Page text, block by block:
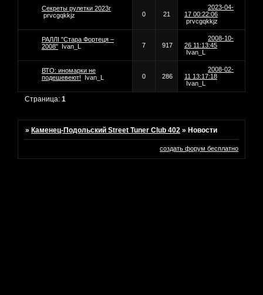
Секреты рулетки 2023г
prvcgqkkjz
0 21
2023-04-
17 00:22:06
prvcgqkkjz
РАЛЛІ "Стара Фортеця –
2008"
Ivan_L 7 917
2008-10-
26 11:13:45
Ivan_L
ВТО: иномарки не
подешевеют!
Ivan_L 0 286
2008-02-
11 13:17:18
Ivan_L
Страница:1
»Каменец-Подольский Street Tuner Club 402 »Новости
создать форум бесплатно